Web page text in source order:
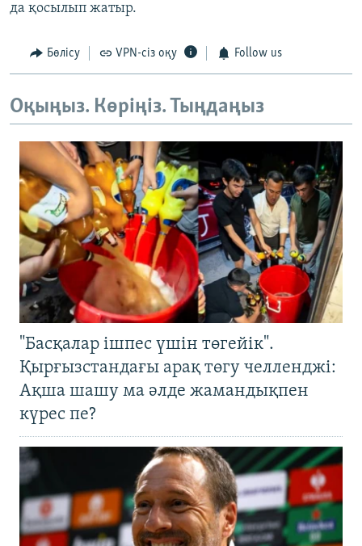
да қосылып жатыр.
Бөлісу VPN-сіз оқу Follow us
Оқыңыз. Көріңіз. Тыңдаңыз
"Басқалар ішпес үшін төгейік".
Қырғызстандағы арақ төгу челленджі:
Ақша шашу ма әлде жамандықпен
күрес пе?